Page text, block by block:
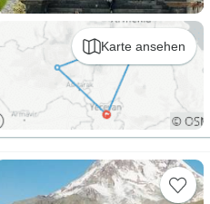
Karte ansehen